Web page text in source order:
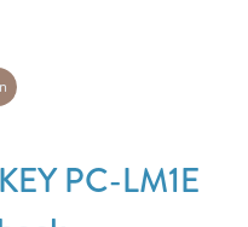
PC-LM1E